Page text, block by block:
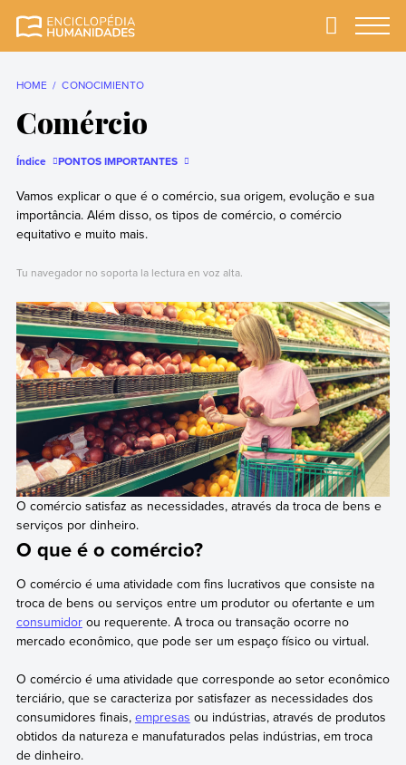
completa e mais
Primary
HOME CONOCIMIENTO
Comércio
Índice PONTOS IMPORTANTES
Vamos explicar o que é o comércio, sua origem, evolução e sua
importância. Além disso, os tipos de comércio, o comércio
equitativo e muito mais.
Tu navegador no soporta la lectura en voz alta.
O comércio satisfaz as necessidades, através da troca de bens e
serviços por dinheiro.
O que é o comércio?
O comércio é uma atividade com fins lucrativos que consiste na
troca de bens ou serviços entre um produtor ou ofertante e um
consumidorou requerente. A troca ou transação ocorre no
mercado econômico, que pode ser um espaço físico ou virtual.
O comércio é uma atividade que corresponde ao setor econômico
terciário, que se caracteriza por satisfazer as necessidades dos
consumidores finais, empresas ou indústrias, através de produtos
obtidos da natureza e manufaturados pelas indústrias, em troca
de dinheiro.